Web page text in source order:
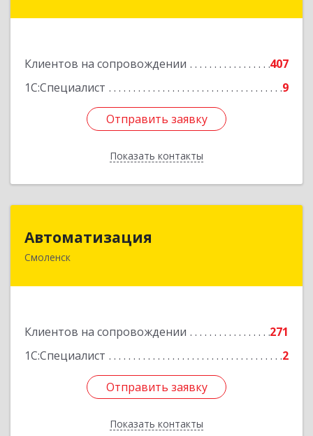
Клиентов на сопровождении
407
1С:Специалист
9
Отправить заявку
Показать контакты
Отправить заявку
Назад
Автоматизация
Смоленск
Клиентов на сопровождении
271
1С:Специалист
2
Отправить заявку
Показать контакты
214019, Смоленская обл, Смоленск г, Марии
Отправить заявку
Назад